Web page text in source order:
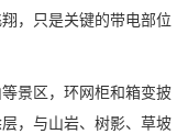
，只是关键的带电部位
景区，环网柜和箱变披
，与山岩、树影、草坡